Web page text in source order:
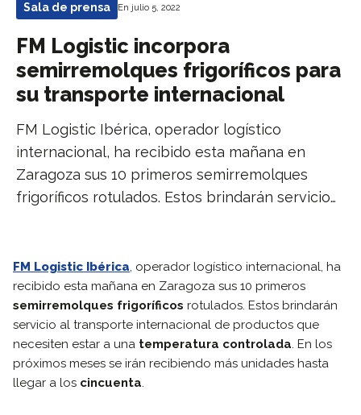
Sala de prensa En julio 5, 2022
FM Logistic incorpora
semirremolques frigoríficos para
su transporte internacional
FM Logistic Ibérica, operador logístico
internacional, ha recibido esta mañana en
Zaragoza sus 10 primeros semirremolques
frigoríficos rotulados. Estos brindarán servicio…
FM Logistic Ibérica, operador logístico internacional, ha
recibido esta mañana en Zaragoza sus 10 primeros
semirremolques frigoríficos rotulados. Estos brindarán
servicio al transporte internacional de productos que
necesiten estar a una temperatura controlada. En los
próximos meses se irán recibiendo más unidades hasta
llegar a los cincuenta.